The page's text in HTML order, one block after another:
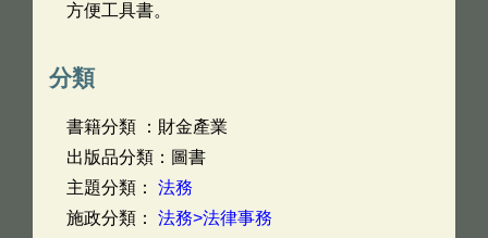
方便工具書。
分類
書籍分類 ：財金產業
出版品分類：圖書
主題分類： 法務
施政分類： 法務>法律事務